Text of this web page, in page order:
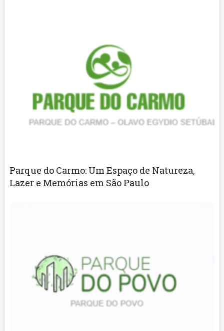
Parque do Carmo: Um Espaço de Natureza,
Lazer e Memórias em São Paulo